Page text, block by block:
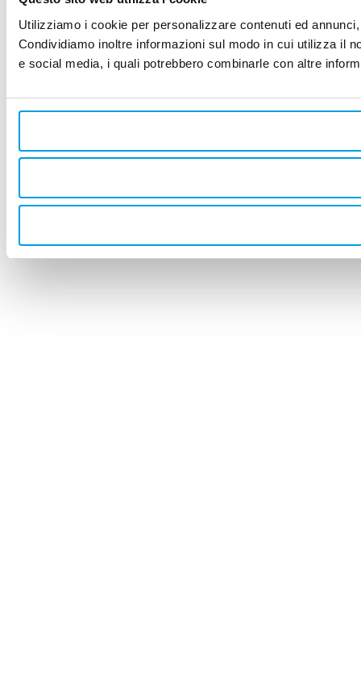
Utilizziamo i cookie per personalizzare contenuti ed
Condividiamo inoltre informazioni sul modo in cui utilizza il
e social media, i quali potrebbero combinarle con altre